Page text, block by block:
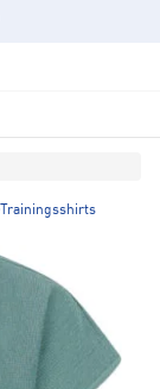
Trainingsshirts